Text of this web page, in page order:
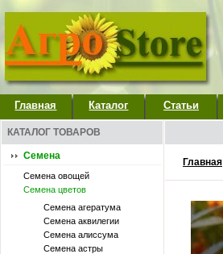
Главная Каталог Статьи
КАТАЛОГ ТОВАРОВ
Семена
Семена овощей
Семена цветов
Семена агератума
Семена аквилегии
Семена алиссума
Семена астры
Главная